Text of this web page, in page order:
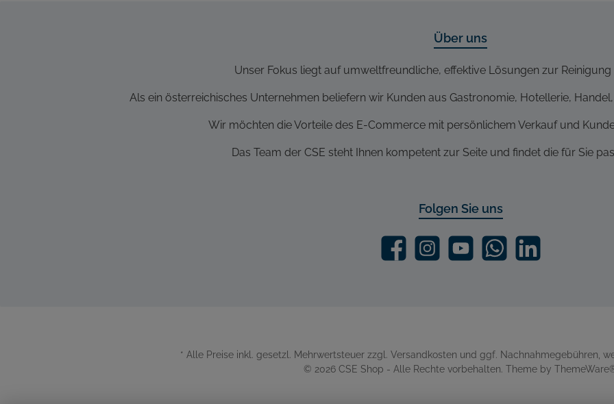
Über uns
Unser Fokus liegt auf umweltfreundliche, effektive Lösungen zur Reinigung
Als ein österreichisches Unternehmen beliefern wir Kunden aus Gastronomie, Hotellerie,
Wir möchten die Vorteile des E-Commerce mit persönlichem Verkauf und
Das Team der CSE steht Ihnen kompetent zur Seite und findet die für Sie
Folgen Sie uns
* Alle Preise inkl. gesetzl. Mehrwertsteuer zzgl. Versandkosten und ggf. Nachnahmegebühren,
© 2026 CSE Shop - Alle Rechte vorbehalten. Theme by